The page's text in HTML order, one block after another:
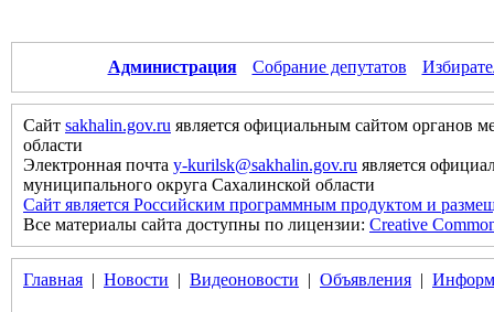
Администрация Собрание депутатов
Сайт sakhalin.gov.ru является официальным сайтом органов
области
Электронная почта y-kurilsk@sakhalin.gov.ru является
муниципального округа Сахалинской области
Сайт является Российским программным продуктом и
Все материалы сайта доступны по лицензии: Creative
Главная | Новости | Видеоновости | Объявления |